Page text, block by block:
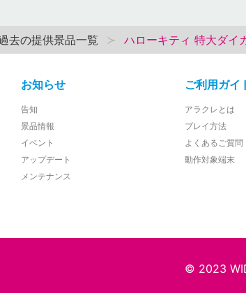
去の提供景品一覧 ハローキティ 特大ダイ
お知らせ
告知
景品情報
イベント
アップデート
メンテナンス
ご利用ガイ
アラクレとは
プレイ方法
よくあるご質問
動作対象端末
© 2023